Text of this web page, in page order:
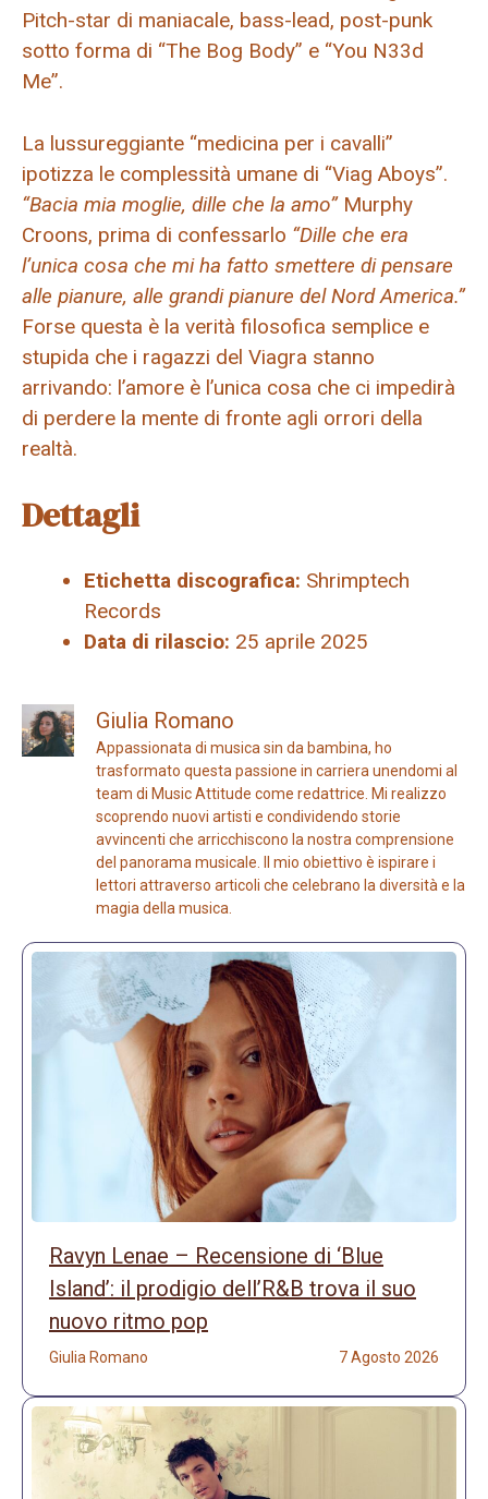
Pitch-star di maniacale, bass-lead, post-punk
sotto forma di “The Bog Body” e “You N33d
Me”.
La lussureggiante “medicina per i cavalli”
ipotizza le complessità umane di “Viag Aboys”.
“Bacia mia moglie, dille che la amo”Murphy
Croons, prima di confessarlo “Dille che era
l’unica cosa che mi ha fatto smettere di pensare
alle pianure, alle grandi pianure del Nord America.”
Forse questa è la verità filosofica semplice e
stupida che i ragazzi del Viagra stanno
arrivando: l’amore è l’unica cosa che ci impedirà
di perdere la mente di fronte agli orrori della
realtà.
Dettagli
Etichetta discografica: Shrimptech
Records
Data di rilascio: 25 aprile 2025
Giulia Romano
Appassionata di musica sin da bambina, ho
trasformato questa passione in carriera unendomi al
team di Music Attitude come redattrice. Mi realizzo
scoprendo nuovi artisti e condividendo storie
avvincenti che arricchiscono la nostra comprensione
del panorama musicale. Il mio obiettivo è ispirare i
lettori attraverso articoli che celebrano la diversità e la
magia della musica.
Ravyn Lenae – Recensione di ‘Blue
Island’: il prodigio dell’R&B trova il suo
nuovo ritmo pop
Giulia Romano 7 Agosto 2026